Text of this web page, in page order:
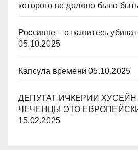
которого не должно было быть
Россияне – откажитесь
05.10.2025
Капсула времени 05.10.2025
ДЕПУТАТ ИЧКЕРИИ
ЧЕЧЕНЦЫ ЭТО
15.02.2025